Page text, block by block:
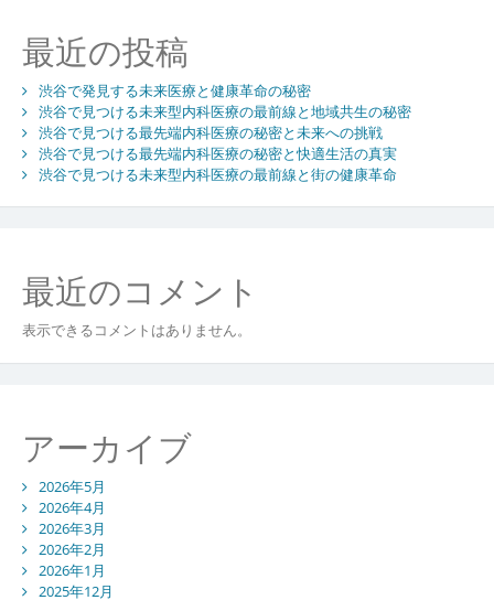
ョ
ン
最近の投稿
渋谷で発見する未来医療と健康革命の秘密
渋谷で見つける未来型内科医療の最前線と地域共生の秘密
渋谷で見つける最先端内科医療の秘密と未来への挑戦
渋谷で見つける最先端内科医療の秘密と快適生活の真実
渋谷で見つける未来型内科医療の最前線と街の健康革命
最近のコメント
表示できるコメントはありません。
アーカイブ
2026年5月
2026年4月
2026年3月
2026年2月
2026年1月
2025年12月